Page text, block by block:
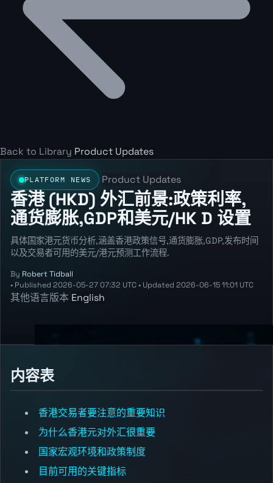
Back to Library Product Updates
PLATFORM NEWS Product Updates
香港 (HKD) 外汇前景:政策利率,
通货膨胀,GDP和美元/HK D 设置
具体国家港元货币分析,涵盖香港政策信号,通货膨胀,GDP,发布时间
以及交易者可用的美元/港元预测工作流程.
By Robert Tidball
• Published 2026-05-27 07:32 UTC • Updated 2026-06-15 11:01 UTC
其他语言版本 English
内容表
香港交易者要注意的重要知识
为什么香港元对外汇很重要
国家宏观环境和政策制度
目前可用的关键指标